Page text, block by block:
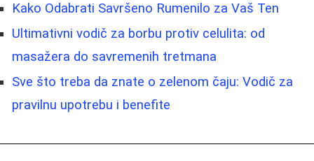
Kako Odabrati Savršeno Rumenilo za Vaš Ten
Ultimativni vodič za borbu protiv celulita: od
masažera do savremenih tretmana
Sve što treba da znate o zelenom čaju: Vodič za
pravilnu upotrebu i benefite